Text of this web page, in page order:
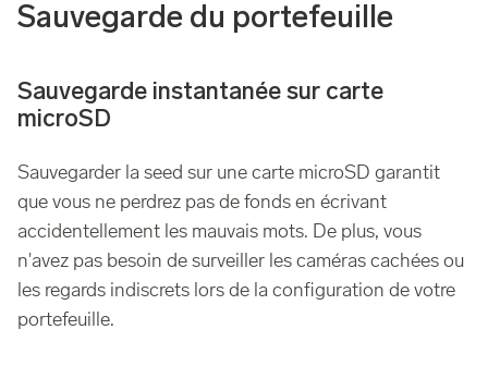
Sauvegarde du portefeuille
Sauvegarde instantanée sur carte
microSD
Sauvegarder la seed sur une carte microSD garantit
que vous ne perdrez pas de fonds en écrivant
accidentellement les mauvais mots. De plus, vous
n'avez pas besoin de surveiller les caméras cachées ou
les regards indiscrets lors de la configuration de votre
portefeuille.